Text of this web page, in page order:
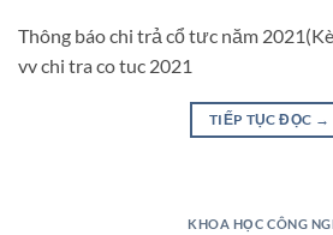
Thông báo chi trả cổ tưc năm
vv chi tra co tuc 2021
TIẾP TỤC ĐỌC →
KHOA HỌC CÔNG